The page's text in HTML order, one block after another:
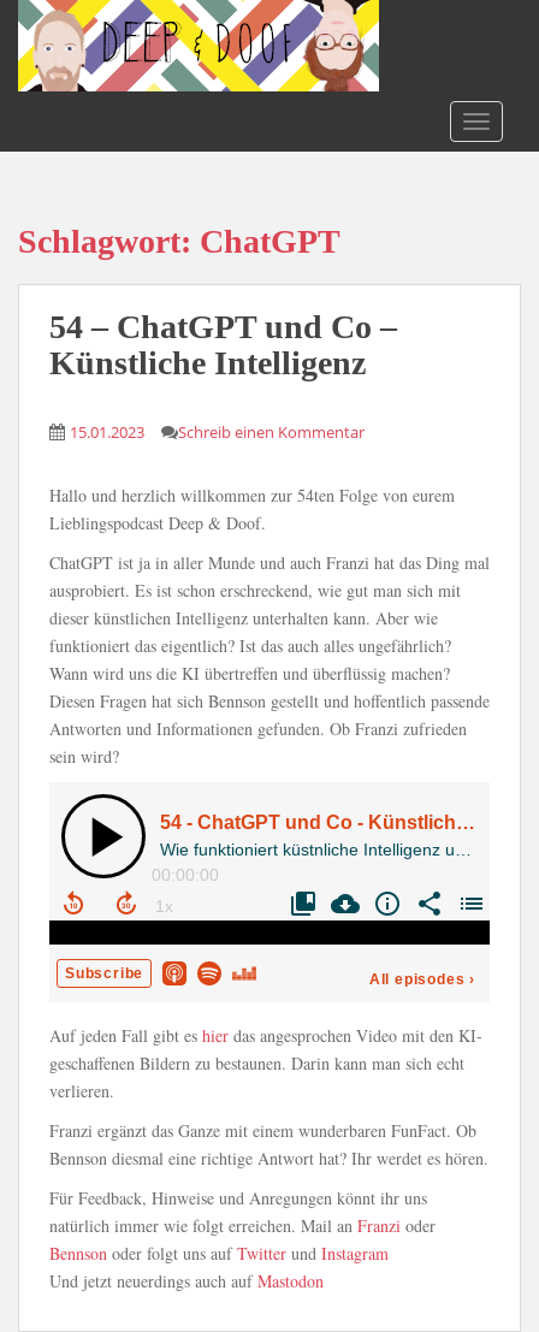
o
Schlagwort: ChatGPT
54 – ChatGPT und Co –
Künstliche Intelligenz
15.01.2023 Schreib einen Kommentar
Hallo und herzlich willkommen zur 54ten Folge von eurem
Lieblingspodcast Deep & Doof.
ChatGPT ist ja in aller Munde und auch Franzi hat das Ding mal
ausprobiert. Es ist schon erschreckend, wie gut man sich mit
dieser künstlichen Intelligenz unterhalten kann. Aber wie
funktioniert das eigentlich? Ist das auch alles ungefährlich?
Wann wird uns die KI übertreffen und überflüssig machen?
Diesen Fragen hat sich Bennson gestellt und hoffentlich passende
Antworten und Informationen gefunden. Ob Franzi zufrieden
sein wird?
Auf jeden Fall gibt es hier das angesprochen Video mit den KI-
geschaffenen Bildern zu bestaunen. Darin kann man sich echt
verlieren.
Franzi ergänzt das Ganze mit einem wunderbaren FunFact. Ob
Bennson diesmal eine richtige Antwort hat? Ihr werdet es hören.
Für Feedback, Hinweise und Anregungen könnt ihr uns
natürlich immer wie folgt erreichen. Mail an Franzi oder
Bennson oder folgt uns aufTwitter und Instagram
Und jetzt neuerdings auch aufMastodon